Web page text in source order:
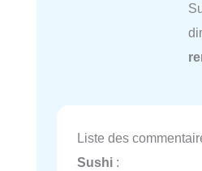
Liste des
Sushi :